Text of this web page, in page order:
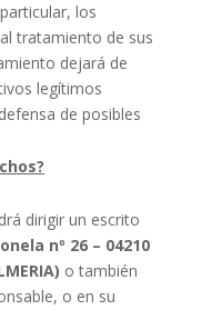
los
tratamiento de sus
dejará de
legítimos
de posibles
dirigir un escrito
nº 26 – 04210
o también
o en su